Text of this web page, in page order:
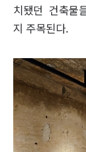
치됐던 건축물
지 주목된다.